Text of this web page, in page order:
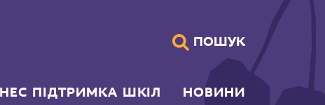
ПОШУК
ПІДТРИМКА ШКІЛ НОВИНИ